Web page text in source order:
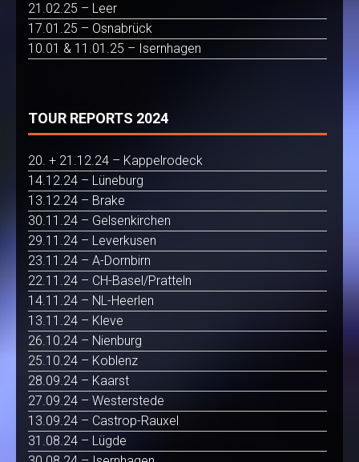
21.02.25 – Leer
17.01.25 – Osnabrück
10.01 & 11.01.25 – Isernhagen
TOUR REPORTS 2024
20. + 21.12.24 – Kappelrodeck
14.12.24 – Lüneburg
13.12.24 – Brake
30.11.24 – Gelsenkirchen
29.11.24 – Leverkusen
23.11.24 – A-Dornbirn
22.11.24 – CH-Basel/Pratteln
14.11.24 – NL-Heerlen
13.11.24 – Kleve
26.10.24 – Nienburg
25.10.24 – Koblenz
28.09.24 – Kaarst
27.09.24 – Westerstede
13.09.24 – Castrop-Rauxel
31.08.24 – Lügde